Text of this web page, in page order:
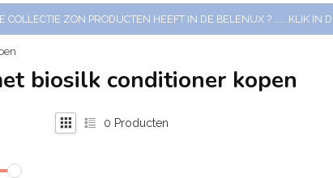
COLLECTIE ZON PRODUCTEN HEEFT IN DE BELENUX ? ..... KLIK
biosilk conditioner kopen
0 Producten